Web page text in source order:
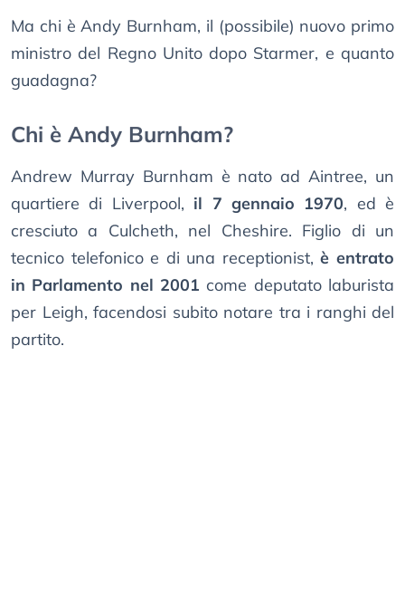
Ma chi è Andy Burnham, il (possibile) nuovo primo
ministro del Regno Unito dopo Starmer, e quanto
guadagna?
Chi è Andy Burnham?
Andrew Murray Burnham è nato ad Aintree, un
quartiere di Liverpool, il 7 gennaio 1970, ed è
cresciuto a Culcheth, nel Cheshire. Figlio di un
tecnico telefonico e di una receptionist,è entrato
in Parlamento nel 2001 come deputato laburista
per Leigh, facendosi subito notare tra i ranghi del
partito.